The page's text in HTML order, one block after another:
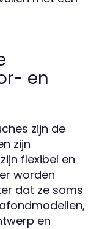
en
zijn de
zijn
flexibel en
worden
dat ze soms
en